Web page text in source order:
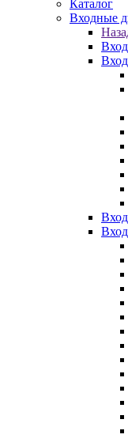
Каталог
Входные